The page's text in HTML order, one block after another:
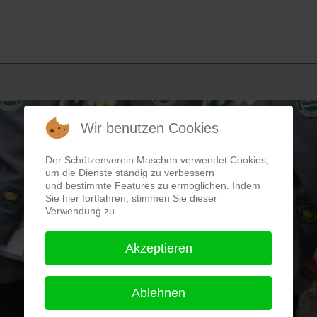
Wir benutzen Cookies
Der Schützenverein Maschen verwendet Cookies,
um die Dienste ständig zu verbessern
und bestimmte Features zu ermöglichen. Indem
Sie hier fortfahren, stimmen Sie dieser
Verwendung zu.
Akzeptieren
Ablehnen